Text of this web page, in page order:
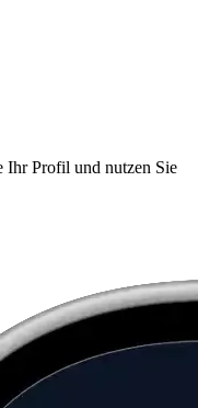
Ihr Profil und nutzen Sie